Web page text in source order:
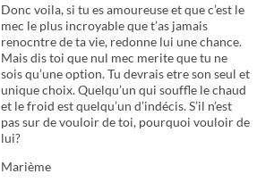
Donc voila, si tu es amoureuse et que c’est le
mec le plus incroyable que t’as jamais
renocntre de ta vie, redonne lui une chance.
Mais dis toi que nul mec merite que tu ne
sois qu’une option. Tu devrais etre son seul et
unique choix. Quelqu’un qui souffle le chaud
et le froid est quelqu’un d’indécis. S’il n’est
pas sur de vouloir de toi, pourquoi vouloir de
lui?
Marième